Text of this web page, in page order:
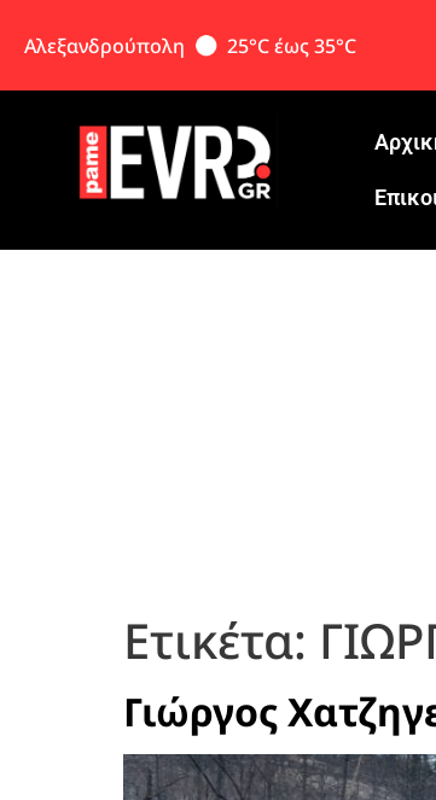
Αλεξανδρούπολη 25°C έως 35°C
Ετικέτα:
Γιώργος